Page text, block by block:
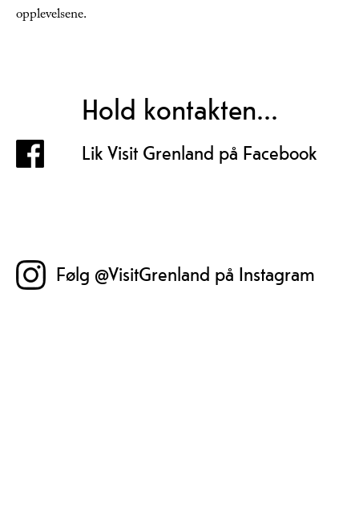
opplevelsene.
Hold kontakten...
Lik Visit Grenland på Facebook
Følg @VisitGrenland på Instagram